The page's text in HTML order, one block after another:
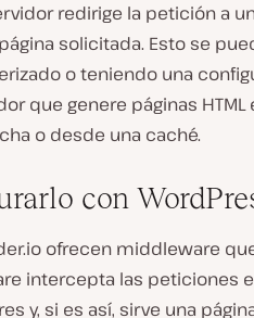
redirige la petición a
solicitada. Esto se
o teniendo una
que genere páginas
o desde una caché.
con
ofrecen middleware
intercepta las peticiones
y, si es así, sirve una